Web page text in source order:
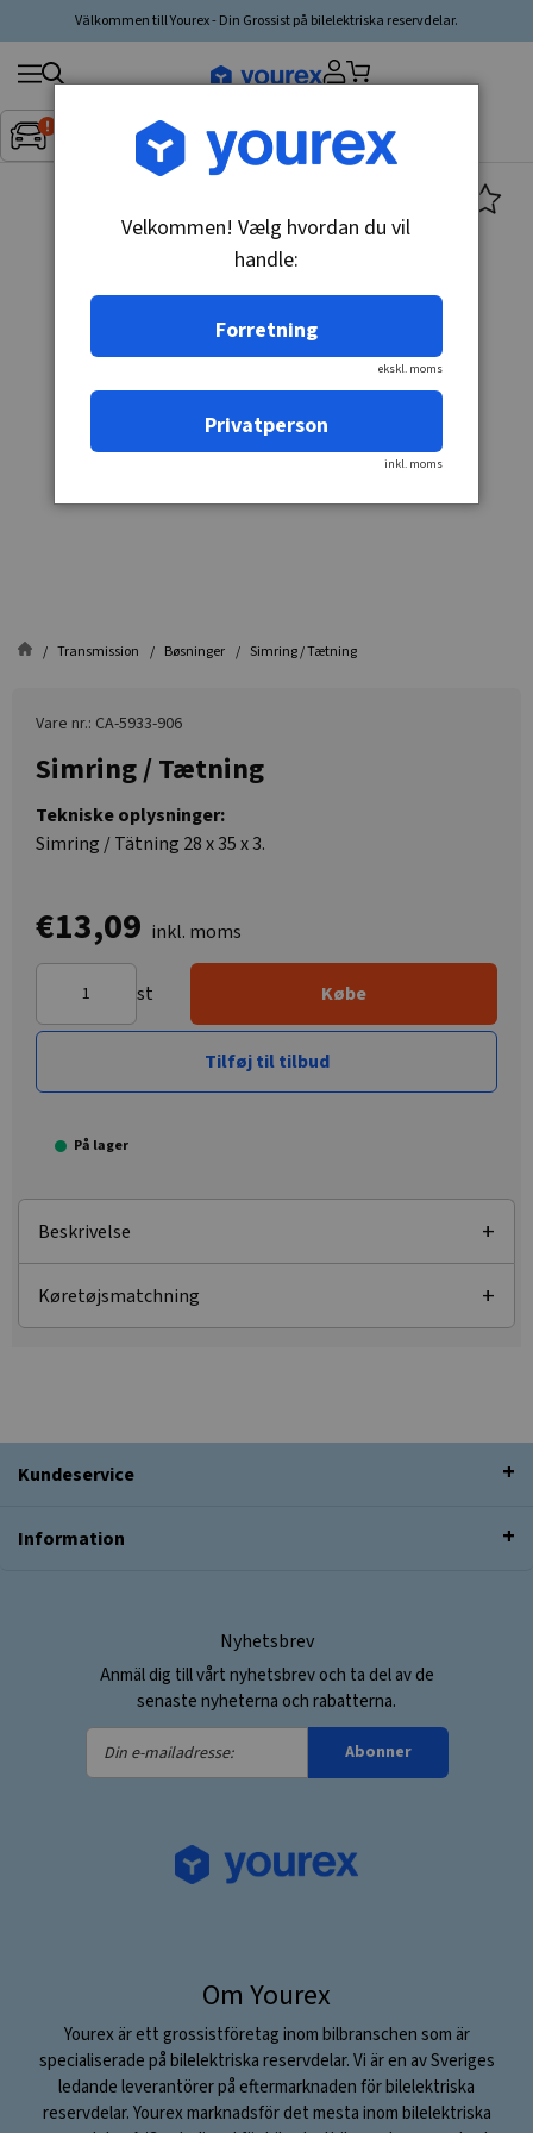
Välkommen till Yourex - Din Grossist på bilelektriska reservdelar.
Inget fordon valt▼
Søg
produkt,
producent,
Transmission Bøsninger Simring / Tætning
Vare nr.: CA-5933-906
Simring / Tætning
Tekniske oplysninger:
Simring / Tätning 28 x 35 x 3.
€13,09 inkl. moms
st Købe
Tilføj til tilbud
På lager
Beskrivelse
Køretøjsmatchning
Kundeservice
Information
Nyhetsbrev
Anmäl dig till vårt nyhetsbrev och ta del av de
senaste nyheterna och rabatterna.
Din
e-
Abonner
Om Yourex
Yourex är ett grossistföretag inom bilbranschen som är
specialiserade på bilelektriska reservdelar. Vi är en av Sveriges
ledande leverantörer på eftermarknaden för bilelektriska
reservdelar. Yourex marknadsför det mesta inom bilelektriska
Velkommen! Vælg hvordan du vil
handle:
Forretning
ekskl. moms
Privatperson
inkl. moms